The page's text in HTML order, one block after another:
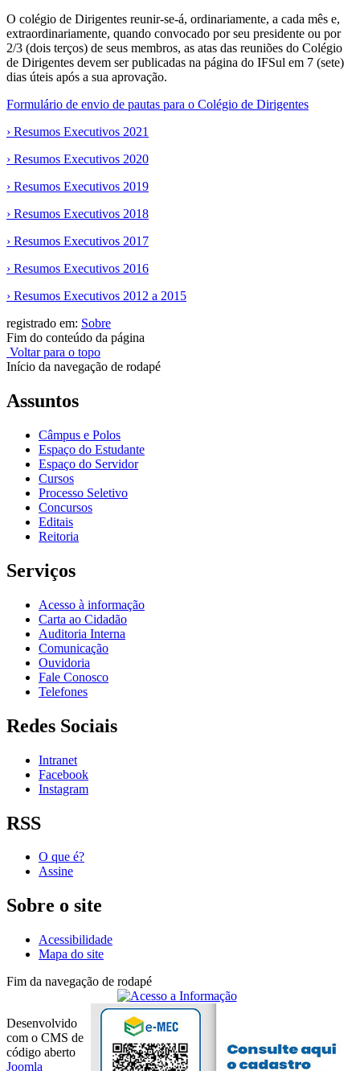
O colégio de Dirigentes reunir-se-á, ordinariamente, a cada mês e,
extraordinariamente, quando convocado por seu presidente ou por
2/3 (dois terços) de seus membros, as atas das reuniões do Colégio
de Dirigentes devem ser publicadas na página do IFSul em 7 (sete)
dias úteis após a sua aprovação.
Formulário de envio de pautas para o Colégio de Dirigentes
› Resumos Executivos 2021
› Resumos Executivos 2020
› Resumos Executivos 2019
› Resumos Executivos 2018
› Resumos Executivos 2017
› Resumos Executivos 2016
› Resumos Executivos 2012 a 2015
registrado em: Sobre
Fim do conteúdo da página
Voltar para o topo
Início da navegação de rodapé
Assuntos
Câmpus e Polos
Espaço do Estudante
Espaço do Servidor
Cursos
Processo Seletivo
Concursos
Editais
Reitoria
Serviços
Acesso à informação
Carta ao Cidadão
Auditoria Interna
Comunicação
Ouvidoria
Fale Conosco
Telefones
Redes Sociais
Intranet
Facebook
Instagram
RSS
O que é?
Assine
Sobre o site
Acessibilidade
Mapa do site
Fim da navegação de rodapé
Desenvolvido
com o CMS de
código aberto
Joomla